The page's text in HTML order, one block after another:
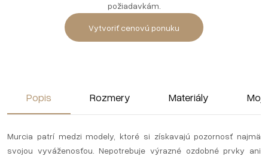
požiadavkám.
Vytvoriť cenovú ponuku
Popis Rozmery Materiály
Murcia patrí medzi modely, ktoré si získavajú pozornosť najmä
svojou vyváženosťou. Nepotrebuje výrazné ozdobné prvky ani